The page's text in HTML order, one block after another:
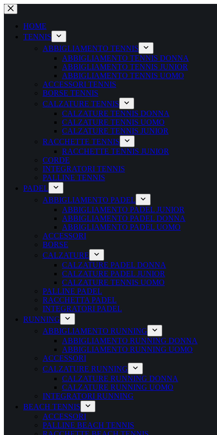
Salta
al
contenutoHOME
TENNIS
ABBIGLIAMENTO TENNIS
ABBIGLIAMENTO TENNIS DONNA
ABBIGLIAMENTO TENNIS JUNIOR
ABBIGLIAMENTO TENNIS UOMO
ACCESSORI TENNIS
BORSE TENNIS
CALZATURE TENNIS
CALZATURE TENNIS DONNA
CALZATURE TENNIS UOMO
CALZATURE TENNIS JUNIOR
RACCHETTE TENNIS
RACCHETTE TENNIS JUNIOR
CORDE
INTEGRATORI TENNIS
PALLINE TENNIS
PADEL
ABBIGLIAMENTO PADEL
ABBIGLIAMENTO PADEL JUNIOR
ABBIGLIAMENTO PADEL DONNA
ABBIGLIAMENTO PADEL UOMO
ACCESSORI
BORSE
CALZATURE
CALZATURE PADEL DONNA
CALZATURE PADEL JUNIOR
CALZATURE TENNIS UOMO
PALLINE PADEL
RACCHETTA PADEL
INTEGRATORI PADEL
RUNNING
ABBIGLIAMENTO RUNNING
ABBIGLIAMENTO RUNNING DONNA
ABBIGLIAMENTO RUNNING UOMO
ACCESSORI
CALZATURE RUNNING
CALZATURE RUNNING DONNA
CALZATURE RUNNING UOMO
INTEGRATORI RUNNING
BEACH TENNIS
ACCESSORI
PALLINE BEACH TENNIS